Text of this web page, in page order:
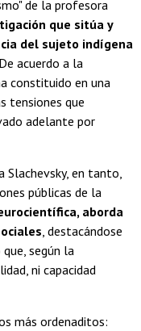
de la profesora
que sitúa y
del sujeto indígena
acuerdo a la
constituido en una
tensiones que
adelante por
Slachevsky, en tanto,
públicas de la
aborda
, destacándose
según la
ni capacidad
más ordenaditos: